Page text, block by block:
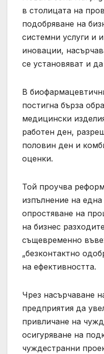
в столицата на
подобряване на
системни услуги и
иновации,
се установяват и
В
постигна бърза
медицински
работен ден,
половин ден и
оценки.
Той проучва
изпълнение на една
опростяване на
на бизнес
същевременно
„безконтактно
на ефективността.
Чрез насърчаване
предприятия да
привличане на
осигуряване на
чуждестранни